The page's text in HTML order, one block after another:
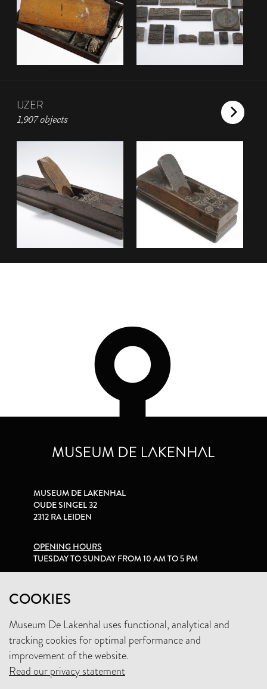
IJZER
1,907 objects
COOKIES
Museum De Lakenhal uses functional, analytical and
tracking cookies for optimal performance and
improvement of the website.
Read our privacy statement
MUSEUM DE LAKENHAL
OUDE SINGEL 32
2312 RA LEIDEN
OPENING HOURS
TUESDAY TO SUNDAY FROM 10 AM TO 5 PM
+31 (0)71 5165360
INFO@LAKENHAL.NL
SUPPORT THE MUSEUM